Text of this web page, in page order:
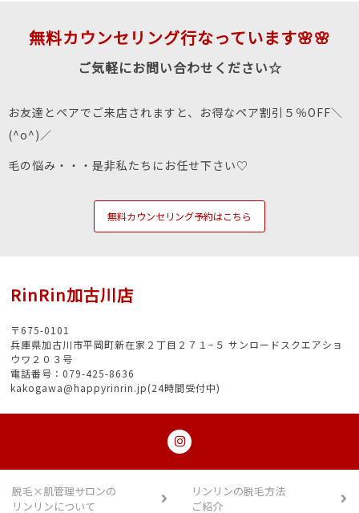
無料カウンセリング行なっています🌸🌸
ご気軽にお問い合わせください☆
お友達とペアでご来店されますと、お得なペア割引５％OFF＼
(^o^)／
毛の悩み・・・是非私たちにお任せ下さい♡
無料カウンセリング予約はこちら
RinRin加古川店
〒675-0101
兵庫県加古川市平岡町新在家２丁目２７１−５ サンロードスクエアショ
ウワ２０３号
電話番号：079-425-8636
kakogawa@happyrinrin.jp(24時間受付中)
脱毛×肌管理サロンの
リンリンについて
リンリンの脱毛方法
ご紹介